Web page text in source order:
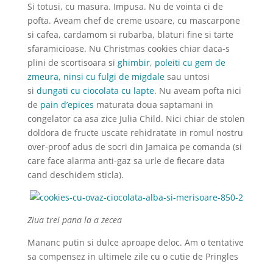
Si totusi, cu masura. Impusa. Nu de vointa ci de
pofta. Aveam chef de creme usoare, cu mascarpone
si cafea, cardamom si rubarba, blaturi fine si tarte
sfaramicioase. Nu Christmas cookies chiar daca-s
plini de scortisoara si ghimbir, poleiti cu gem de
zmeura, ninsi cu fulgi de migdalesau untosi
si dungati cu ciocolata cu lapte. Nu aveam pofta nici
de pain d’epices maturata doua saptamani in
congelator ca asa zice Julia Child. Nici chiar de stolen
doldora de fructe uscate rehidratate in romul nostru
over-proof adus de socri din Jamaica pe comanda (si
care face alarma anti-gaz sa urle de fiecare data
cand deschidem sticla).
Ziua trei pana la a zecea
Mananc putin si dulce aproape deloc. Am o tentative
sa compensez in ultimele zile cu o cutie de Pringles